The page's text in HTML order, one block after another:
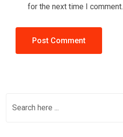
for the next time I comment.